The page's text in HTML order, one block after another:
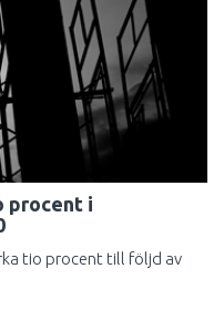
procent i
tio procent till följd av